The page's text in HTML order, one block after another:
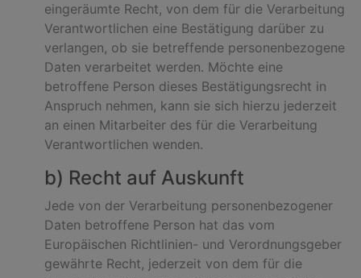
eingeräumte Recht, von dem für die Verarbeitung
Verantwortlichen eine Bestätigung darüber zu
verlangen, ob sie betreffende personenbezogene
Daten verarbeitet werden. Möchte eine
betroffene Person dieses Bestätigungsrecht in
Anspruch nehmen, kann sie sich hierzu jederzeit
an einen Mitarbeiter des für die Verarbeitung
Verantwortlichen wenden.
b) Recht auf Auskunft
Jede von der Verarbeitung personenbezogener
Daten betroffene Person hat das vom
Europäischen Richtlinien- und Verordnungsgeber
gewährte Recht, jederzeit von dem für die